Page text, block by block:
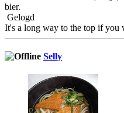
bier.
Gelogd
It's a long way to the top if you
Selly